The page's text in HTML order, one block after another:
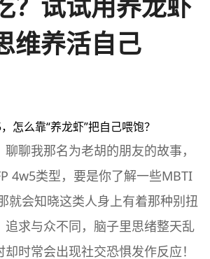
维养活自己
，怎么靠“养龙虾”把自己喂饱？
聊我那名为老胡的朋友的故事，
4w5类型，要是你了解一些MBTI
就会知晓这类人身上有着那种别扭
追求与众不同，脑子里思绪整天乱
时常会出现社交恐惧发作反应！